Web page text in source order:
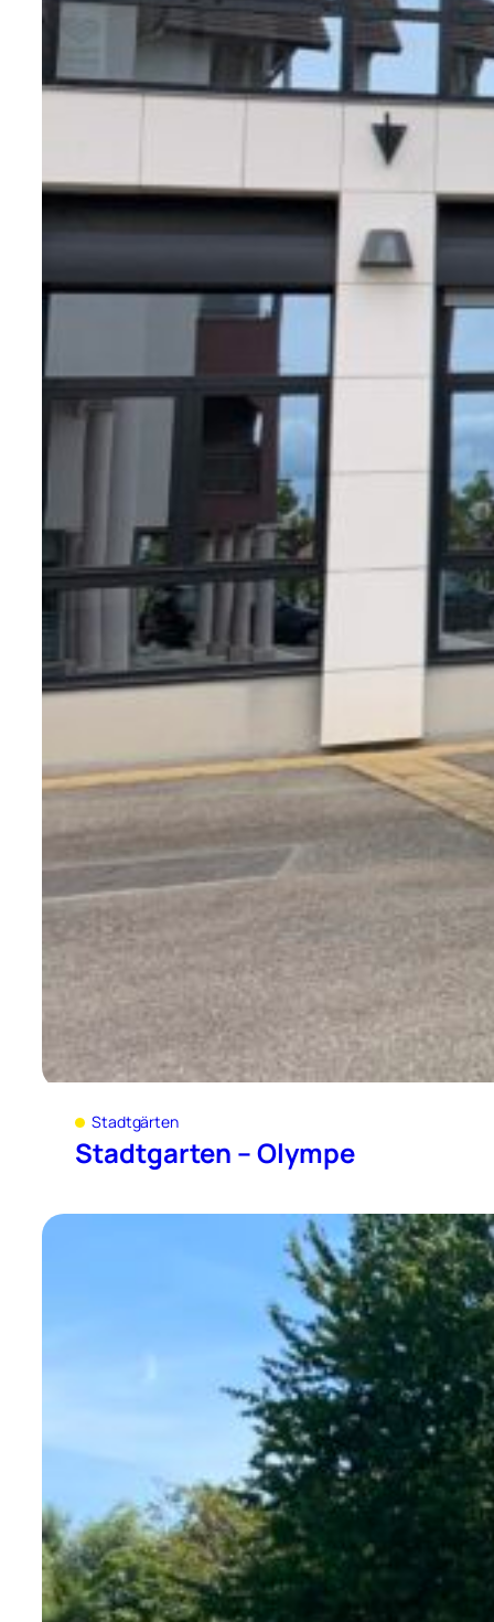
Stadtgärten
Stadtgarten – Olympe